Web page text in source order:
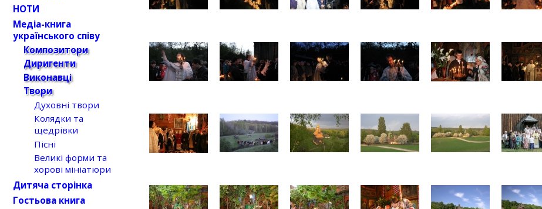
НОТИ
Медіа-книга
українського співу
Композитори
Диригенти
Виконавці
Твори
Духовні твори
Колядки та
щедрівки
Пісні
Великі форми та
хорові мініатюри
Дитяча сторінка
Гостьова книга